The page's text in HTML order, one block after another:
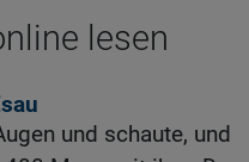
lesen
und schaute, und